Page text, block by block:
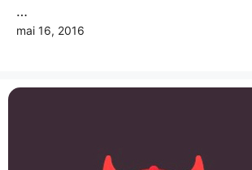
…
mai 16, 2016